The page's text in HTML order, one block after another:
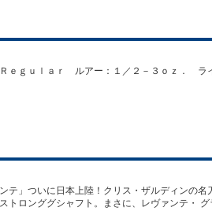
ｅｇｕｌａｒ ルアー：１／２－３ｏｚ．
」ついに日本上陸！クリス・ザルディンの
トロンググシャフト。まさに、レヴァンテ・